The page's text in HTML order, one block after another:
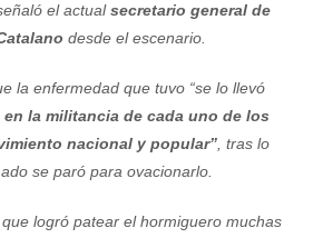
el actualsecretario general de
desde el escenario.
la enfermedad que tuvo “se lo llevó
en la militancia de cada uno de los
nacional y popular” , tras lo
se paró para ovacionarlo.
logró patear el hormiguero muchas